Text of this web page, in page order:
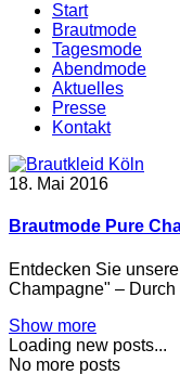
Start
Brautmode
Tagesmode
Abendmode
Aktuelles
Presse
Kontakt
18. Mai 2016
Brautmode Pure
Entdecken Sie
Champagne" –
Show more
Loading new posts...
No more posts